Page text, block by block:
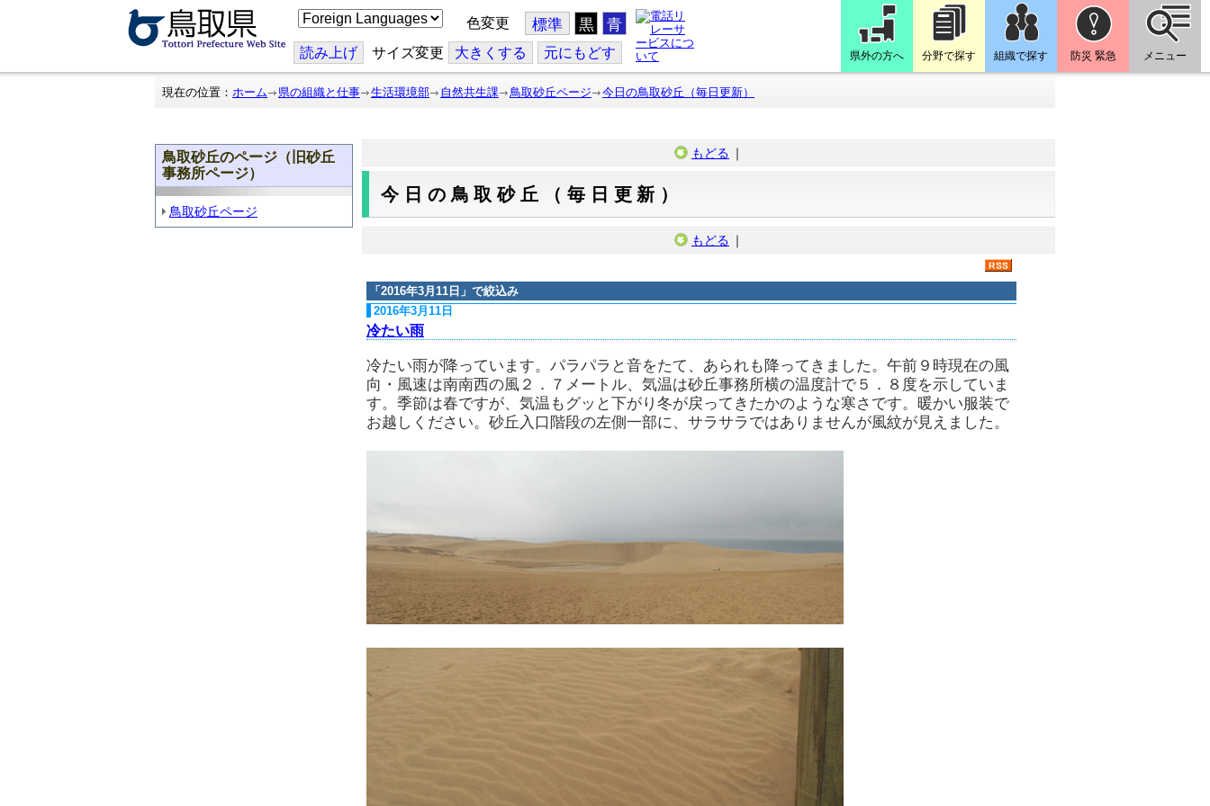
こ
の
ジ
を
翻
色変更 標準 黒 青
読み上げ サイズ変更 大きくする 元にもどす 県外の方へ 分野で探す 組織で探す 防災 緊急 メニュー
現在の位置： ホーム 県の組織と仕事 生活環境部 自然共生課 鳥取砂丘ページ 今日の鳥取砂丘（毎日更新）
鳥取砂丘のページ（旧砂丘
事務所ページ）
鳥取砂丘ページ
もどる ｜
今日の鳥取砂丘（毎日更新）
もどる ｜
「 2016年3月11日 」で絞込み
2016年3月11日
冷たい雨
冷たい雨が降っています。パラパラと音をたて、あられも降ってきました。午前９時現在の風
向・風速は南南西の風２．７メートル、気温は砂丘事務所横の温度計で５．８度を示していま
す。季節は春ですが、気温もグッと下がり冬が戻ってきたかのような寒さです。暖かい服装で
お越しください。砂丘入口階段の左側一部に、サラサラではありませんが風紋が見えました。